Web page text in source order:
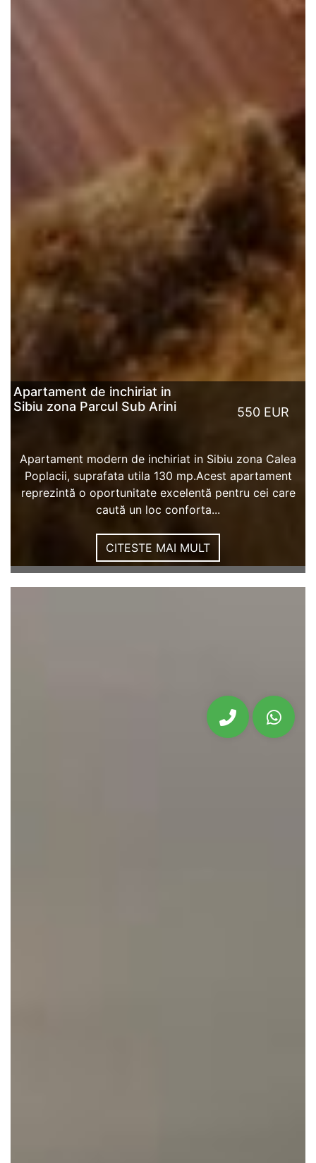
Apartament de inchiriat in
Sibiu zona Parcul Sub Arini
550 EUR
Apartament modern de inchiriat in Sibiu zona Calea
Poplacii, suprafata utila 130 mp.Acest apartament
reprezintă o oportunitate excelentă pentru cei care
caută un loc conforta...
CITESTE MAI MULT